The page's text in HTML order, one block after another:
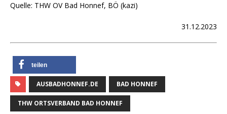
Quelle: THW OV Bad Honnef, BÖ (kazi)
31.12.2023
teilen
AUSBADHONNEF.DE BAD HONNEF
THW ORTSVERBAND BAD HONNEF